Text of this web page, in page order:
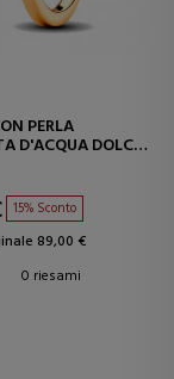
PERLA
D'ACQUA DOLCE
15% Sconto
89,00 €
0 riesami